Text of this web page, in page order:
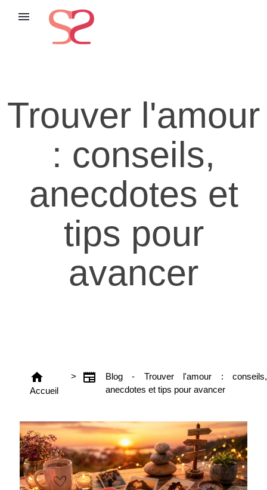
menu
Trouver l'amour
: conseils,
anecdotes et
tips pour
avancer
home
Accueil
> newspaper
Blog - Trouver l'amour : conseils,
anecdotes et tips pour avancer